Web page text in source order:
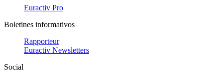
Euractiv Pro
Boletines informativos
Rapporteur
Euractiv Newsletters
Social